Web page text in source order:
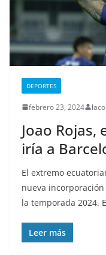
DEPORTES
febrero 23, 2024
Joao Rojas,
iría a
El extremo
nueva
la temporada 2024.
Leer más